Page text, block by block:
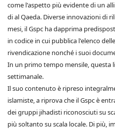
come l'aspetto più evidente di un
di al Qaeda. Diverse innovazioni di
mesi, il Gspc ha dapprima
in codice in cui pubblica l'elenco
rivendicazione nonché i suoi
In un primo tempo mensile, questa
settimanale.
Il suo contenuto è ripreso
islamiste, a riprova che il Gspc è
dei gruppi jihadisti riconosciuti su
più soltanto su scala locale. Di più,